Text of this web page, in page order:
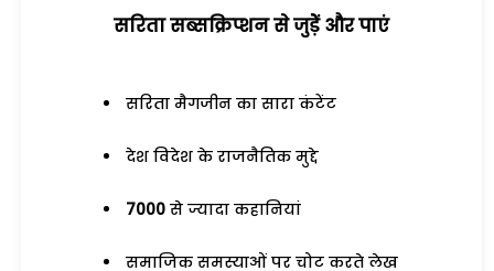
सरिता सब्सक्रिप्शन से जुड़ेें और पाएं
सरिता मैगजीन का सारा कंटेंट
देश विदेश के राजनैतिक मुद्दे
7000 से ज्यादा कहानियां
समाजिक समस्याओं पर चोट करते लेख